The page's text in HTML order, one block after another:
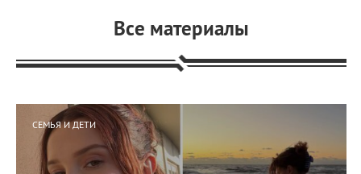
Все материалы
СЕМЬЯ И ДЕТИ